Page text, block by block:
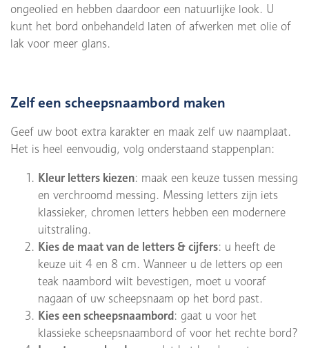
ongeolied en hebben daardoor een natuurlijke look. U
kunt het bord onbehandeld laten of afwerken met olie of
lak voor meer glans.
Zelf een scheepsnaambord maken
Geef uw boot extra karakter en maak zelf uw naamplaat.
Het is heel eenvoudig, volg onderstaand stappenplan:
Kleur letters kiezen: maak een keuze tussen messing
en verchroomd messing. Messing letters zijn iets
klassieker, chromen letters hebben een modernere
uitstraling.
Kies de maat van de letters & cijfers: u heeft de
keuze uit 4 en 8 cm. Wanneer u de letters op een
teak naambord wilt bevestigen, moet u vooraf
nagaan of uw scheepsnaam op het bord past.
Kies een scheepsnaambord : gaat u voor het
klassieke scheepsnaambord of voor het rechte bord?